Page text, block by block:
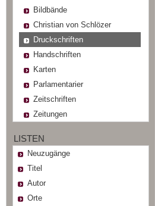
Bildbände
Christian von Schlözer
Druckschriften
Handschriften
Karten
Parlamentarier
Zeitschriften
Zeitungen
LISTEN
Neuzugänge
Titel
Autor
Orte